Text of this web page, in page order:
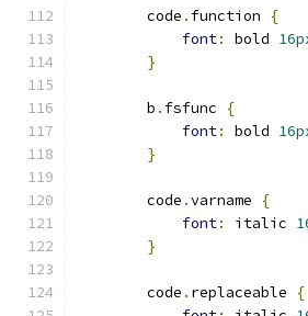
        code
. function
{
font: bold
}
        b
. fsfunc
{
font: bold
}
        code
.varname
{
font: italic
}
        code
. replaceable
{